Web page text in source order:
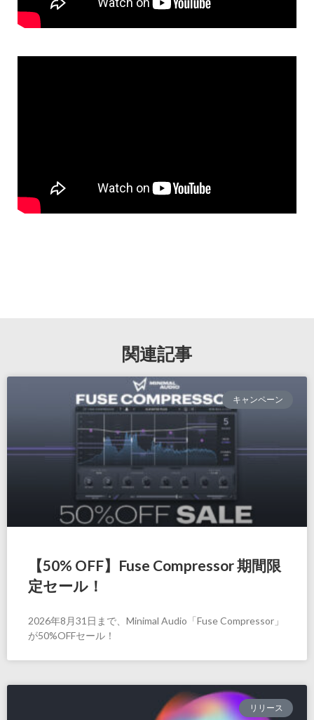
関連記事
キャンペーン
【50% OFF】Fuse Compressor 期間限
定セール！
2026年8月31日まで、Minimal Audio「Fuse Compressor」
が50%OFFセール！
リリース